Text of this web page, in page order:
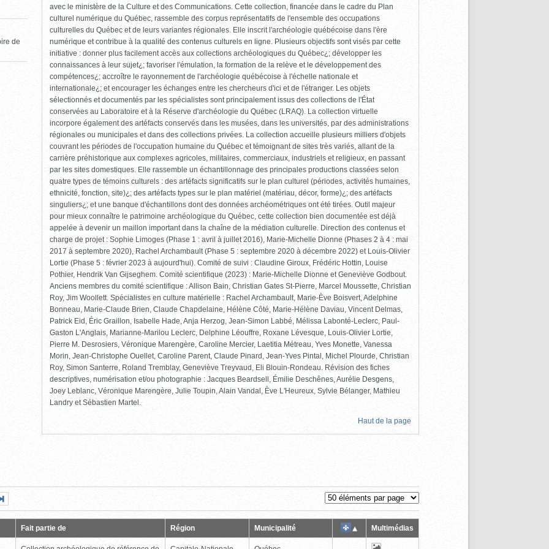
de
avec le ministère de la Culture et des Communications. Cette collection, financée dans le cadre du Plan
culturel numérique du Québec, rassemble des corpus représentatifs de l'ensemble des occupations
culturelles du Québec et de leurs variantes régionales. Elle inscrit l'archéologie québécoise dans l'ère
numérique et contribue à la qualité des contenus culturels en ligne. Plusieurs objectifs sont visés par cette
initiative : donner plus facilement accès aux collections archéologiques du Québec¿; développer les
connaissances à leur sujet¿; favoriser l'émulation, la formation de la relève et le développement des
compétences¿; accroître le rayonnement de l'archéologie québécoise à l'échelle nationale et
internationale¿; et encourager les échanges entre les chercheurs d'ici et de l'étranger. Les objets
sélectionnés et documentés par les spécialistes sont principalement issus des collections de l'État
conservées au Laboratoire et à la Réserve d'archéologie du Québec (LRAQ). La collection virtuelle
incorpore également des artéfacts conservés dans les musées, dans les universités, par des administrations
régionales ou municipales et dans des collections privées. La collection accueille plusieurs milliers d'objets
couvrant les périodes de l'occupation humaine du Québec et témoignant de sites très variés, allant de la
carrière préhistorique aux complexes agricoles, militaires, commerciaux, industriels et religieux, en passant
par les sites domestiques. Elle rassemble un échantillonnage des principales productions classées selon
quatre types de témoins culturels : des artéfacts significatifs sur le plan culturel (périodes, activités humaines,
ethnicité, fonction, site)¿; des artéfacts types sur le plan matériel (matériau, décor, forme)¿; des artéfacts
singuliers¿; et une banque d'échantillons dont des données archéométriques ont été tirées. Outil majeur
pour mieux connaître le patrimoine archéologique du Québec, cette collection bien documentée est déjà
appelée à devenir un maillon important dans la chaîne de la médiation culturelle. Direction des contenus et
charge de projet : Sophie Limoges (Phase 1 : avril à juillet 2016), Marie-Michelle Dionne (Phases 2 à 4 : mai
2017 à septembre 2020), Rachel Archambault (Phase 5 : septembre 2020 à décembre 2022) et Louis-Olivier
Lortie (Phase 5 : février 2023 à aujourd'hui). Comité de suivi : Claudine Giroux, Frédéric Hottin, Louise
Pothier, Hendrik Van Gijseghem. Comité scientifique (2023) : Marie-Michelle Dionne et Geneviève Godbout.
Anciens membres du comité scientifique : Allison Bain, Christian Gates St-Pierre, Marcel Moussette, Christian
Roy, Jim Woollett. Spécialistes en culture matérielle : Rachel Archambault, Marie-Ève Boisvert, Adelphine
Bonneau, Marie-Claude Brien, Claude Chapdelaine, Hélène Côté, Marie-Hélène Daviau, Vincent Delmas,
Patrick Eid, Éric Graillon, Isabelle Hade, Anja Herzog, Jean-Simon Labbé, Mélissa Labonté-Leclerc, Paul-
Gaston L'Anglais, Marianne-Marilou Leclerc, Delphine Léouffre, Roxane Lévesque, Louis-Olivier Lortie,
Pierre M. Desrosiers, Véronique Marengère, Caroline Mercier, Laetitia Métreau, Yves Monette, Vanessa
Morin, Jean-Christophe Ouellet, Caroline Parent, Claude Pinard, Jean-Yves Pintal, Michel Plourde, Christian
Roy, Simon Santerre, Roland Tremblay, Geneviève Treyvaud, Eli Blouin-Rondeau. Révision des fiches
descriptives, numérisation et/ou photographie : Jacques Beardsell, Émilie Deschênes, Aurélie Desgens,
Joey Leblanc, Véronique Marengère, Julie Toupin, Alain Vandal, Ève L'Heureux, Sylvie Bélanger, Mathieu
Landry et Sébastien Martel.
Haut de la page
Fait partie de Région Municipalité Multimédias